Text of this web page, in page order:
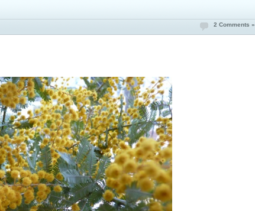
2 Comments »